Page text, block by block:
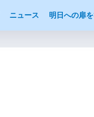
ニュース 明日への扉